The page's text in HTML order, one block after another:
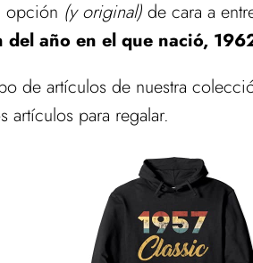
opción (y original) de cara a
año en el que nació,
de artículos de nuestra
artículos para regalar.